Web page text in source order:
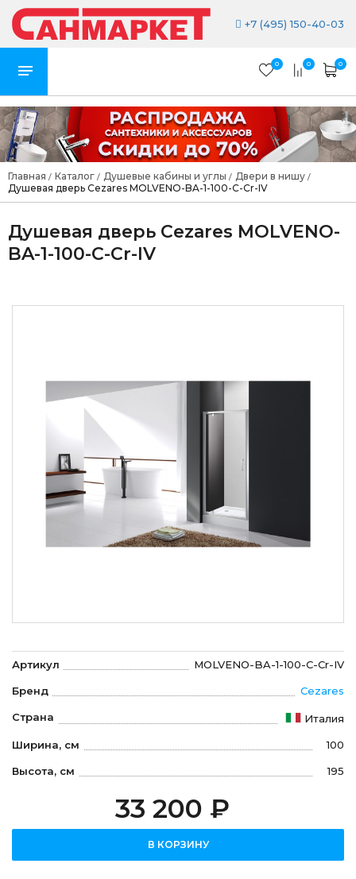
+7 (495) 150-40-03
0 0 0
Главная / Каталог / Душевые кабины и углы / Двери в нишу /
Душевая дверь Cezares MOLVENO-BA-1-100-C-Cr-IV
Душевая дверь Cezares MOLVENO-
BA-1-100-C-Cr-IV
Артикул MOLVENO-BA-1-100-C-Cr-IV
Бренд Cezares
Страна Италия
Ширина, см 100
Высота, см 195
33 200 ₽
В КОРЗИНУ